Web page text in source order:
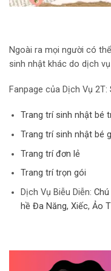
Ngoài ra mọi người có
sinh nhật khác do dịch
Fanpage của Dịch Vụ 2T:
Trang trí sinh nhật bé
Trang trí sinh nhật bé
Trang trí đơn lẻ
Trang trí trọn gói
Dịch Vụ Biễu Diễn:
hề Đa Năng, Xiếc, Ảo